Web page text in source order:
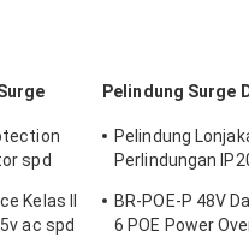
spd
Kelas II
ac spd
Pelindung Surge
Pelindung
Perlindungan
Jaringan RJ45
BR-POE-P 48V
6 POE Power